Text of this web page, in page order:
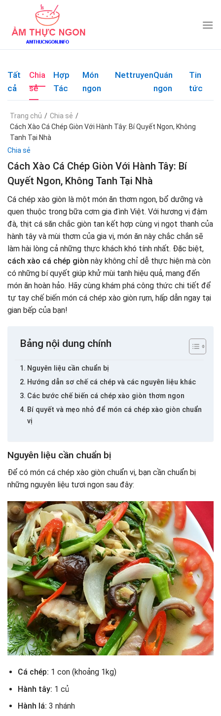
content
Tất
cả
Chia
sẻ
Hợp
Tác
Món
ngon
NettruyenQuán
ngon
Tin
tức
Trang chủ / Chia sẻ /
Cách Xào Cá Chép Giòn Với Hành Tây: Bí Quyết Ngon, Không
Tanh Tại Nhà
Chia sẻ
Cách Xào Cá Chép Giòn Với Hành Tây: Bí
Quyết Ngon, Không Tanh Tại Nhà
Cá chép xào giòn là một món ăn thơm ngon, bổ dưỡng và
quen thuộc trong bữa cơm gia đình Việt. Với hương vị đậm
đà, thịt cá săn chắc giòn tan kết hợp cùng vị ngọt thanh của
hành tây và mùi thơm của gia vị, món ăn này chắc chắn sẽ
làm hài lòng cả những thực khách khó tính nhất. Đặc biệt,
cách xào cá chép giòn này không chỉ dễ thực hiện mà còn
có những bí quyết giúp khử mùi tanh hiệu quả, mang đến
món ăn hoàn hảo. Hãy cùng khám phá công thức chi tiết để
tự tay chế biến món cá chép xào giòn rụm, hấp dẫn ngay tại
gian bếp của bạn!
Bảng nội dung chính
Nguyên liệu cần chuẩn bị
Hướng dẫn sơ chế cá chép và các nguyên liệu khác
Các bước chế biến cá chép xào giòn thơm ngon
Bí quyết và mẹo nhỏ để món cá chép xào giòn chuẩn
vị
Nguyên liệu cần chuẩn bị
Để có món cá chép xào giòn chuẩn vị, bạn cần chuẩn bị
những nguyên liệu tươi ngon sau đây:
Cá chép: 1 con (khoảng 1kg)
Hành tây: 1 củ
Hành lá: 3 nhánh